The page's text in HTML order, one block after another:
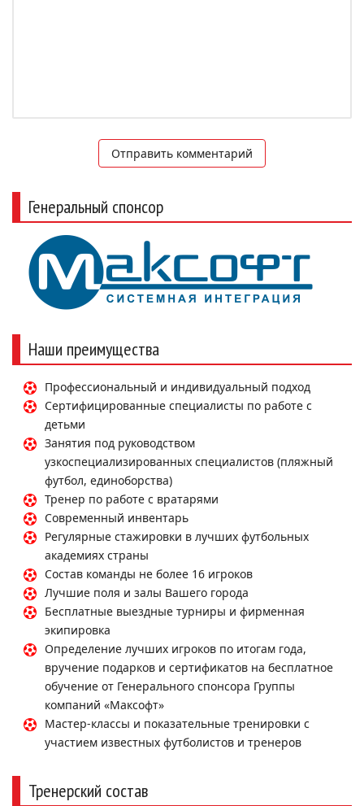
Отправить комментарий
Генеральный спонсор
Наши преимущества
Профессиональный и индивидуальный подход
Сертифицированные специалисты по работе с
детьми
Занятия под руководством
узкоспециализированных специалистов (пляжный
футбол, единоборства)
Тренер по работе с вратарями
Современный инвентарь
Регулярные стажировки в лучших футбольных
академиях страны
Состав команды не более 16 игроков
Лучшие поля и залы Вашего города
Бесплатные выездные турниры и фирменная
экипировка
Определение лучших игроков по итогам года,
вручение подарков и сертификатов на бесплатное
обучение от Генерального спонсора Группы
компаний «Максофт»
Мастер-классы и показательные тренировки с
участием известных футболистов и тренеров
Тренерский состав